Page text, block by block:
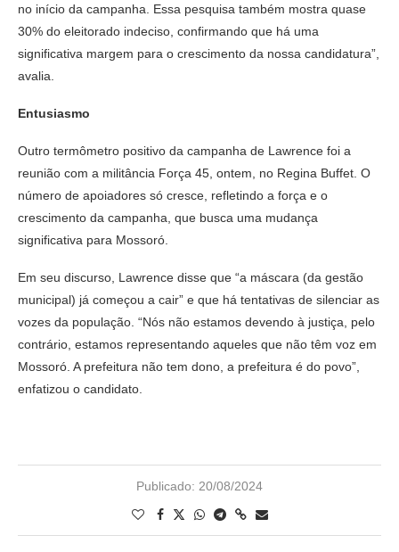
no início da campanha. Essa pesquisa também mostra quase
30% do eleitorado indeciso, confirmando que há uma
significativa margem para o crescimento da nossa candidatura”,
avalia.
Entusiasmo
Outro termômetro positivo da campanha de Lawrence foi a
reunião com a militância Força 45, ontem, no Regina Buffet. O
número de apoiadores só cresce, refletindo a força e o
crescimento da campanha, que busca uma mudança
significativa para Mossoró.
Em seu discurso, Lawrence disse que “a máscara (da gestão
municipal) já começou a cair” e que há tentativas de silenciar as
vozes da população. “Nós não estamos devendo à justiça, pelo
contrário, estamos representando aqueles que não têm voz em
Mossoró. A prefeitura não tem dono, a prefeitura é do povo”,
enfatizou o candidato.
Publicado: 20/08/2024